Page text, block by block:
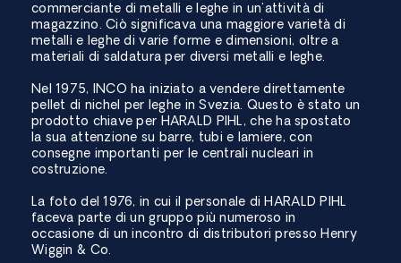
commerciante di metalli e leghe in un'attività di
magazzino. Ciò significava una maggiore varietà di
metalli e leghe di varie forme e dimensioni, oltre a
materiali di saldatura per diversi metalli e leghe.
Nel 1975, INCO ha iniziato a vendere direttamente
pellet di nichel per leghe in Svezia. Questo è stato un
prodotto chiave per HARALD PIHL, che ha spostato
la sua attenzione su barre, tubi e lamiere, con
consegne importanti per le centrali nucleari in
costruzione.
La foto del 1976, in cui il personale di HARALD PIHL
faceva parte di un gruppo più numeroso in
occasione di un incontro di distributori presso Henry
Wiggin & Co.